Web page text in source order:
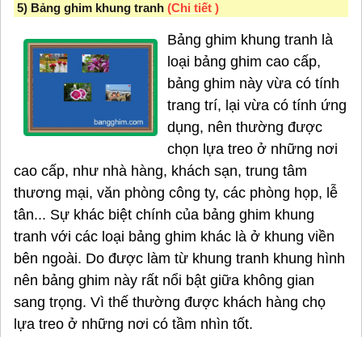
5) Bảng ghim khung tranh (Chi tiết )
Bảng ghim khung tranh là
loại bảng ghim cao cấp,
bảng ghim này vừa có tính
trang trí, lại vừa có tính ứng
dụng, nên thường được
chọn lựa treo ở những nơi
cao cấp, như nhà hàng, khách sạn, trung tâm
thương mại, văn phòng công ty, các phòng họp, lễ
tân... Sự khác biệt chính của bảng ghim khung
tranh với các loại bảng ghim khác là ở khung viền
bên ngoài. Do được làm từ khung tranh khung hình
nên bảng ghim này rất nổi bật giữa không gian
sang trọng. Vì thế thường được khách hàng chọ
lựa treo ở những nơi có tầm nhìn tốt.